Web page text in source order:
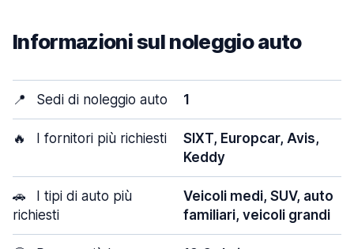
Informazioni sul noleggio auto
📍 Sedi di noleggio auto 1
🔥 I fornitori più richiesti
SIXT, Europcar, Avis,
Keddy
🚗
I tipi di auto più
richiesti
Veicoli medi, SUV, auto
familiari, veicoli grandi